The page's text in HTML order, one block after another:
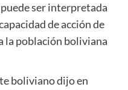
ser interpretada
de acción de
la población boliviana
boliviano dijo en